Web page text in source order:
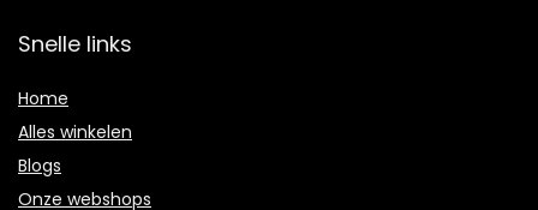
Snelle links
Home
Alles winkelen
Blogs
Onze webshops